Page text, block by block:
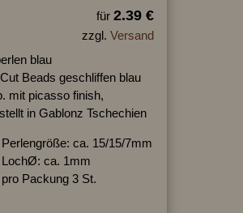
für 2.39 €
zzgl. Versand
blau
Beads geschliffen blau
mit picasso finish,
in Gablonz Tschechien
Perlengröße: ca. 15/15/7mm
LochØ: ca. 1mm
pro Packung 3 St.